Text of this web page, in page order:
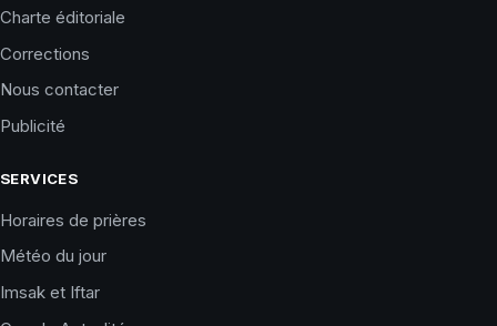
Charte éditoriale
Corrections
Nous contacter
Publicité
SERVICES
Horaires de prières
Météo du jour
Imsak et Iftar